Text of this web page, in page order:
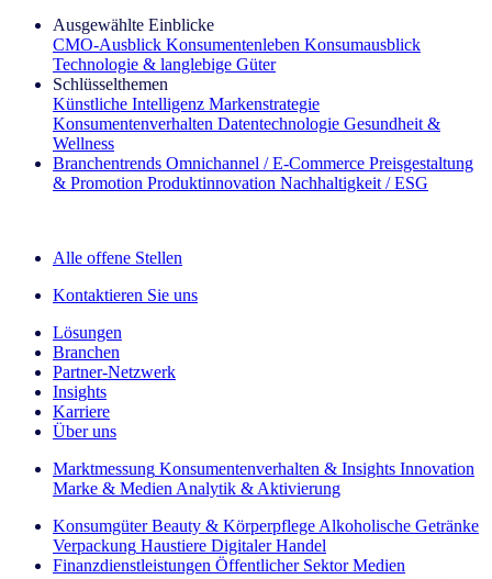
Ausgewählte Einblicke
CMO‑Ausblick Konsumentenleben Konsumausblick
Technologie & langlebige Güter
Schlüsselthemen
Künstliche Intelligenz Markenstrategie
Konsumentenverhalten Datentechnologie Gesundheit &
Wellness
Branchentrends Omnichannel / E‑Commerce Preisgestaltung
& Promotion Produktinnovation Nachhaltigkeit / ESG
Alle offene Stellen
Kontaktieren Sie uns
Lösungen
Branchen
Partner-Netzwerk
Insights
Karriere
Über uns
Marktmessung Konsumentenverhalten & Insights Innovation
Marke & Medien Analytik & Aktivierung
Konsumgüter Beauty & Körperpflege Alkoholische Getränke
Verpackung Haustiere Digitaler Handel
Finanzdienstleistungen Öffentlicher Sektor Medien